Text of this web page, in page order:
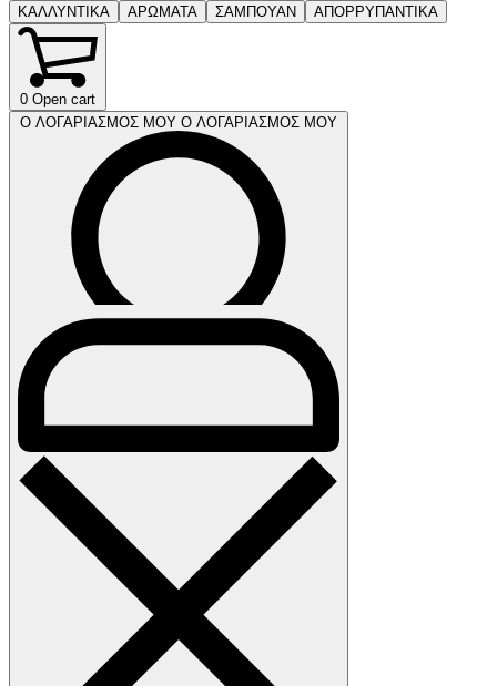
ΚΑΛΛΥΝΤΙΚΑ ΑΡΩΜΑΤΑ ΣΑΜΠΟΥΑΝ ΑΠΟΡΡΥΠΑΝΤΙΚΑ
0 Open cart
Ο ΛΟΓΑΡΙΑΣΜΟΣ ΜΟΥ Ο ΛΟΓΑΡΙΑΣΜΟΣ ΜΟΥ